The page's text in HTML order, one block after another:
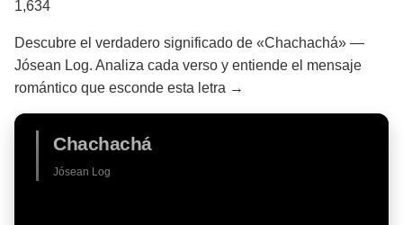
1,634
Descubre el verdadero significado de «Chachachá» —
Jósean Log. Analiza cada verso y entiende el mensaje
romántico que esconde esta letra →
Chachachá
Jósean Log